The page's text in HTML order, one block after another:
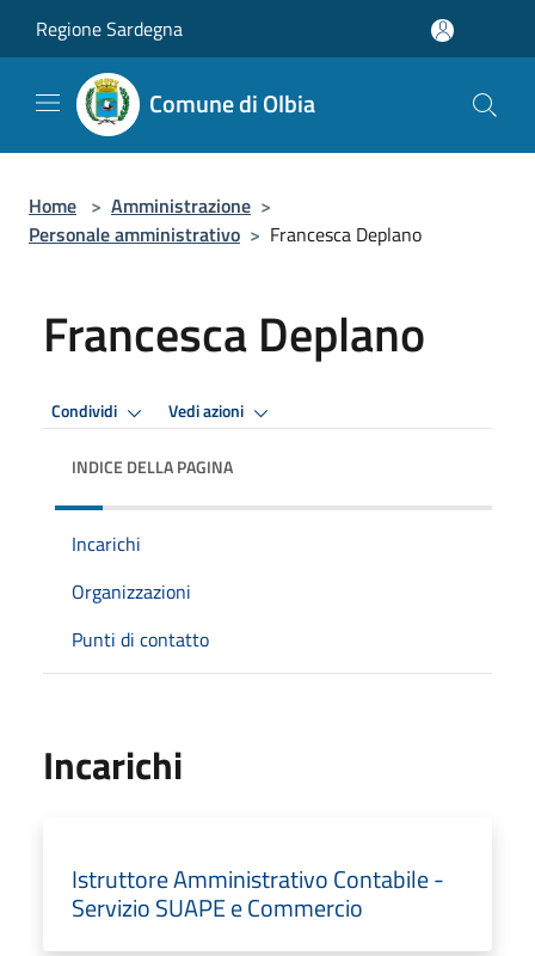
Regione Sardegna
Comune di Olbia
Home > Amministrazione >
Personale amministrativo > Francesca Deplano
Francesca Deplano
Condividi Vedi azioni
INDICE DELLA PAGINA
Incarichi
Organizzazioni
Punti di contatto
Incarichi
Istruttore Amministrativo Contabile -
Servizio SUAPE e Commercio